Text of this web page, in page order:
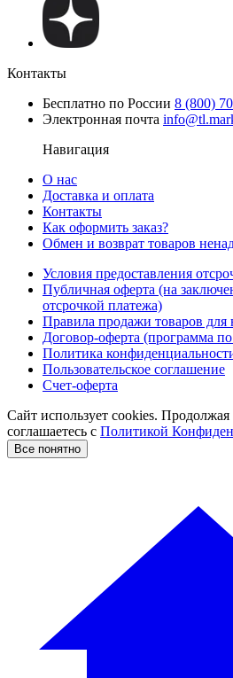
Контакты
Бесплатно по России 8 (800)
Электронная почта
Навигация
О нас
Доставка и оплата
Контакты
Как оформить заказ?
Обмен и возврат товаров
Условия предоставления
Публичная оферта (на
отсрочкой платежа)
Правила продажи товаров
Договор-оферта (программа
Политика
Пользовательское соглашение
Счет-оферта
Сайт использует cookies.
соглашаетесь c Политикой
Все понятно